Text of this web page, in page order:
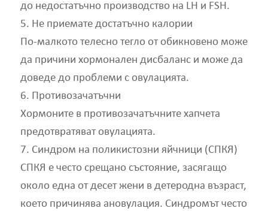
до недостатъчно производство на LH и FSH.
5. Не приемате достатъчно калории
По-малкото телесно тегло от обикновено може
да причини хормонален дисбаланс и може да
доведе до проблеми с овулацията.
6. Противозачатъчни
Хормоните в противозачатъчните хапчета
предотвратяват овулацията.
7. Синдром на поликистозни яйчници (СПКЯ)
СПКЯ е често срещано състояние, засягащо
около една от десет жени в детеродна възраст,
което причинява ановулация. Синдромът често